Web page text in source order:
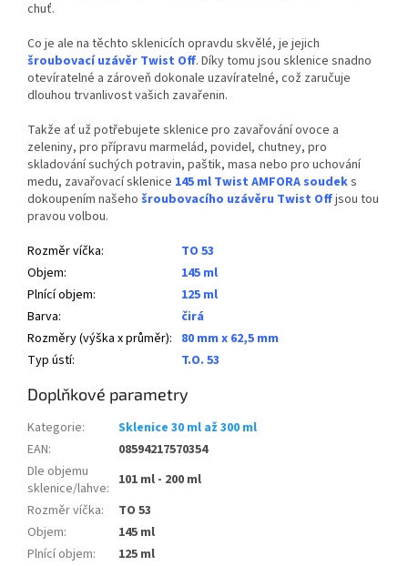
chuť.
Co je ale na těchto sklenicích opravdu skvělé, je jejich
šroubovací uzávěr Twist Off. Díky tomu jsou sklenice snadno
otevíratelné a zároveň dokonale uzavíratelné, což zaručuje
dlouhou trvanlivost vašich zavařenin.
Takže ať už potřebujete sklenice pro zavařování ovoce a
zeleniny, pro přípravu marmelád, povidel, chutney, pro
skladování suchých potravin, paštik, masa nebo pro uchování
medu, zavařovací sklenice 145 ml Twist AMFORA soudeks
dokoupením našeho šroubovacího uzávěru Twist Offjsou tou
pravou volbou.
Rozměr víčka:
TO 53
Objem:
145 ml
Plnící objem:
125 ml
Barva:
čirá
Rozměry (výška x průměr): 80 mm x 62,5 mm
Typ ústí: T.O. 53
Doplňkové parametry
Kategorie:
Sklenice 30 ml až 300 ml
EAN:
08594217570354
Dle objemu
sklenice/lahve: 101 ml - 200 ml
Rozměr víčka:
TO 53
Objem:
145 ml
Plnící objem:
125 ml